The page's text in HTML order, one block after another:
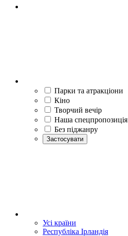
Парки та атракціони
Кіно
Творчий вечір
Наша спецпропозиція
Без піджанру
Застосувати
Усі країни
Республіка Ірландія